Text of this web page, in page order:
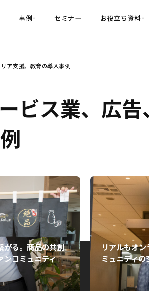
育成
・Commune Navigator
Growth
事例
導入事例
セミナー お役立ち資料
ア支援、教育の導入事例
ビス業、広
がる。商品の共創
ンコミュニティ
リアルもオ
ミュニティ